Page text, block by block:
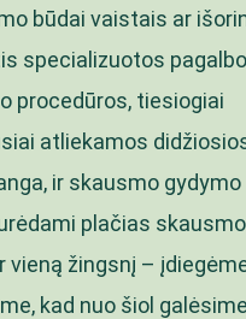
būdai vaistais ar
specializuotos
procedūros, tiesiogiai
atliekamos
ir skausmo gydymo
plačias skausmo
vieną žingsnį –
kad nuo šiol galėsime